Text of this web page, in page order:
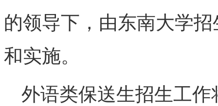
的领导下，由东南大学
和实施。
外语类保送生招生工作